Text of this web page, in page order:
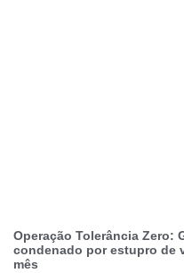
Operação Tolerância Zero:
condenado por estupro de
mês